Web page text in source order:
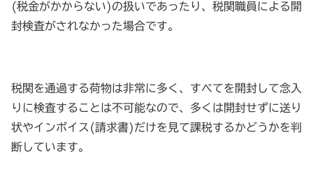
(税金がかからない)の扱いであったり、税関職員による開
封検査がされなかった場合です。
税関を通過する荷物は非常に多く、すべてを開封して念入
りに検査することは不可能なので、多くは開封せずに送り
状やインボイス(請求書)だけを見て課税するかどうかを判
断しています。